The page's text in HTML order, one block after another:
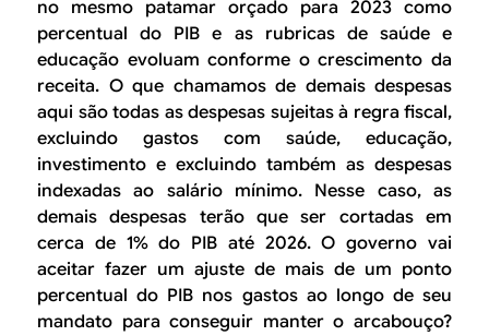
no mesmo patamar orçado para 2023 como
percentual do PIB e as rubricas de saúde e
educação evoluam conforme o crescimento da
receita. O que chamamos de demais despesas
aqui são todas as despesas sujeitas à regra fiscal,
excluindo gastos com saúde, educação,
investimento e excluindo também as despesas
indexadas ao salário mínimo. Nesse caso, as
demais despesas terão que ser cortadas em
cerca de 1% do PIB até 2026. O governo vai
aceitar fazer um ajuste de mais de um ponto
percentual do PIB nos gastos ao longo de seu
mandato para conseguir manter o arcabouço?